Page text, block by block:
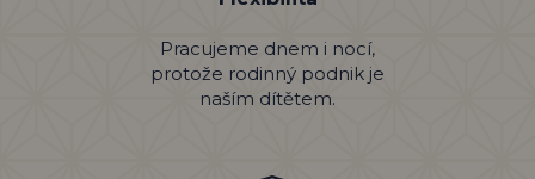
Pracujeme dnem i nocí,
protože rodinný podnik je
naším dítětem.